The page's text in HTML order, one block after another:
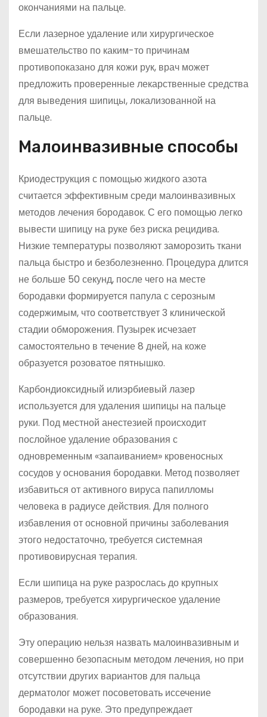
окончаниями на пальце.
Если лазерное удаление или хирургическое
вмешательство по каким-то причинам
противопоказано для кожи рук, врач может
предложить проверенные лекарственные средства
для выведения шипицы, локализованной на
пальце.
Малоинвазивные способы
Криодеструкция с помощью жидкого азота
считается эффективным среди малоинвазивных
методов лечения бородавок. С его помощью легко
вывести шипицу на руке без риска рецидива.
Низкие температуры позволяют заморозить ткани
пальца быстро и безболезненно. Процедура длится
не больше 50 секунд, после чего на месте
бородавки формируется папула с серозным
содержимым, что соответствует 3 клинической
стадии обморожения. Пузырек исчезает
самостоятельно в течение 8 дней, на коже
образуется розоватое пятнышко.
Карбондиоксидный илиэрбиевый лазер
используется для удаления шипицы на пальце
руки. Под местной анестезией происходит
послойное удаление образования с
одновременным «запаиванием» кровеносных
сосудов у основания бородавки. Метод позволяет
избавиться от активного вируса папилломы
человека в радиусе действия. Для полного
избавления от основной причины заболевания
этого недостаточно, требуется системная
противовирусная терапия.
Если шипица на руке разрослась до крупных
размеров, требуется хирургическое удаление
образования.
Эту операцию нельзя назвать малоинвазивным и
совершенно безопасным методом лечения, но при
отсутствии других вариантов для пальца
дерматолог может посоветовать иссечение
бородавки на руке. Это предупреждает